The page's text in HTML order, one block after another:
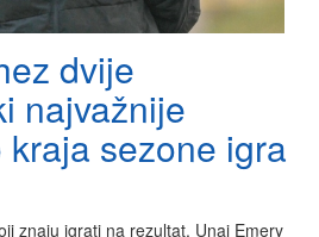
dvije
najvažnije
sezone igra
znaju igrati na rezultat, Unai Emery